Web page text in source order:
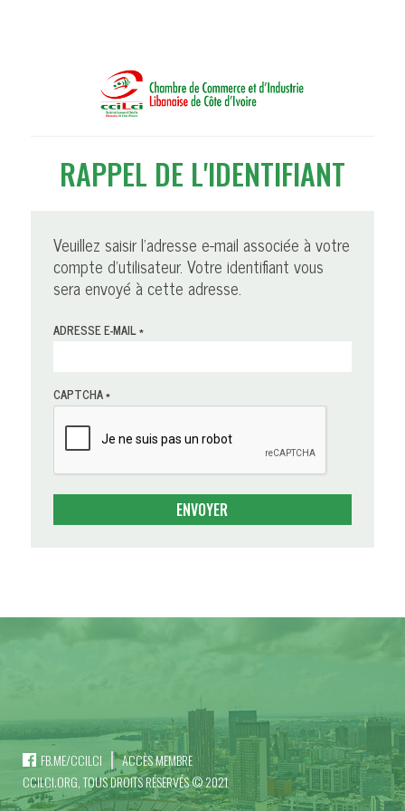
RAPPEL DE L'IDENTIFIANT
Veuillez saisir l'adresse e-mail associée à votre
compte d'utilisateur. Votre identifiant vous
sera envoyé à cette adresse.
ADRESSE E-MAIL*
CAPTCHA*
ENVOYER
CCILCI.ORG, TOUS DROITS RÉSERVÉS © 2021
FB.ME/CCILCI ACCÈS MEMBRE